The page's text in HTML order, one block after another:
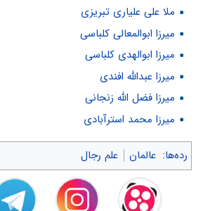
ملا علی علیاری تبریزی
میرزا ابوالمعالی کلباسی
میرزا ابوالهدى کلباسى
میرزا عبدالله افندی
میرزا فضل الله زنجانی
میرزا محمد استرآبادی
رده‌ها: عالمان علم رجال